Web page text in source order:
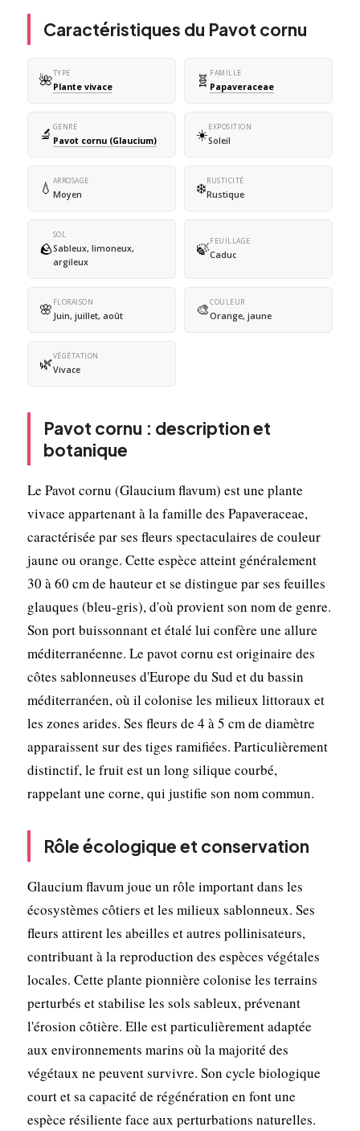
Caractéristiques du Pavot cornu
🌺TYPE
Plante vivace 🧬 FAMILLE
Papaveraceae
🔬 GENRE
Pavot cornu (Glaucium) ☀️EXPOSITION
Soleil
💧 ARROSAGE
Moyen ❄️RUSTICITÉ
Rustique
🪨
SOL
Sableux, limoneux,
argileux
🍃FEUILLAGE
Caduc
🌸 FLORAISON
Juin, juillet, août 🎨COULEUR
Orange, jaune
🌿VÉGÉTATION
Vivace
Pavot cornu : description et
botanique
Le Pavot cornu (Glaucium flavum) est une plante
vivace appartenant à la famille des Papaveraceae,
caractérisée par ses fleurs spectaculaires de couleur
jaune ou orange. Cette espèce atteint généralement
30 à 60 cm de hauteur et se distingue par ses feuilles
glauques (bleu-gris), d'où provient son nom de genre.
Son port buissonnant et étalé lui confère une allure
méditerranéenne. Le pavot cornu est originaire des
côtes sablonneuses d'Europe du Sud et du bassin
méditerranéen, où il colonise les milieux littoraux et
les zones arides. Ses fleurs de 4 à 5 cm de diamètre
apparaissent sur des tiges ramifiées. Particulièrement
distinctif, le fruit est un long silique courbé,
rappelant une corne, qui justifie son nom commun.
Rôle écologique et conservation
Glaucium flavum joue un rôle important dans les
écosystèmes côtiers et les milieux sablonneux. Ses
fleurs attirent les abeilles et autres pollinisateurs,
contribuant à la reproduction des espèces végétales
locales. Cette plante pionnière colonise les terrains
perturbés et stabilise les sols sableux, prévenant
l'érosion côtière. Elle est particulièrement adaptée
aux environnements marins où la majorité des
végétaux ne peuvent survivre. Son cycle biologique
court et sa capacité de régénération en font une
espèce résiliente face aux perturbations naturelles.